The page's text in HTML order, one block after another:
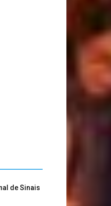
de Sinais